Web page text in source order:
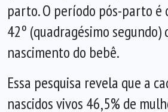
parto. O período pós-parto é
42º (quadragésimo segundo)
nascimento do bebê.
Essa pesquisa revela que a
nascidos vivos 46,5% de